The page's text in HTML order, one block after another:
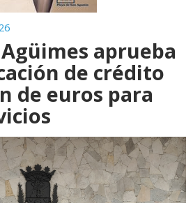
aprueba
de crédito
de euros para